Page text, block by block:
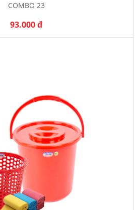
COMBO 23
93.000 đ